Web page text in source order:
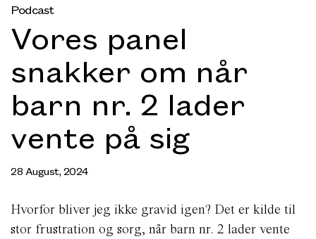
Podcast
Vores panel
snakker om når
barn nr. 2 lader
vente på sig
28 August, 2024
Hvorfor bliver jeg ikke gravid igen? Det er kilde til
stor frustration og sorg, når barn nr. 2 lader vente